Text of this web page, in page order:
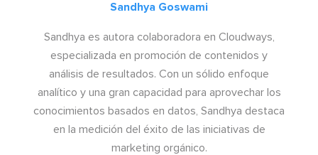
Sandhya Goswami
Sandhya es autora colaboradora en Cloudways,
especializada en promoción de contenidos y
análisis de resultados. Con un sólido enfoque
analítico y una gran capacidad para aprovechar los
conocimientos basados en datos, Sandhya destaca
en la medición del éxito de las iniciativas de
marketing orgánico.